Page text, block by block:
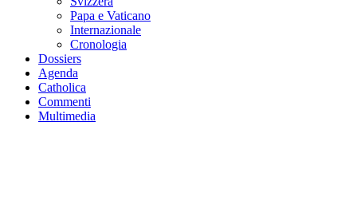
Papa e Vaticano
Internazionale
Cronologia
Dossiers
Agenda
Catholica
Commenti
Multimedia